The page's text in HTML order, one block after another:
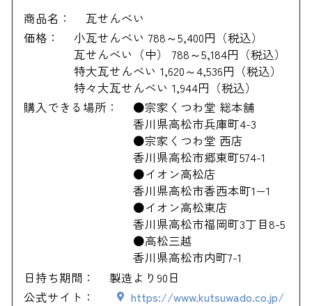
商品名：
瓦せんべい
価格：
小瓦せんべい 788～5,400円（税込）
瓦せんべい（中） 788～5,184円（税込）
特大瓦せんべい 1,620～4,536円（税込）
特々大瓦せんべい 1,944円（税込）
購入できる場所：
●宗家くつわ堂 総本舗
香川県高松市兵庫町4-3
●宗家くつわ堂 西店
香川県高松市郷東町574-1
●イオン高松店
香川県高松市香西本町1−1
●イオン高松東店
香川県高松市福岡町3丁目8-5
●高松三越
香川県高松市内町7-1
日持ち期間：
製造より90日
公式サイト：
https://www.kutsuwado.co.jp/